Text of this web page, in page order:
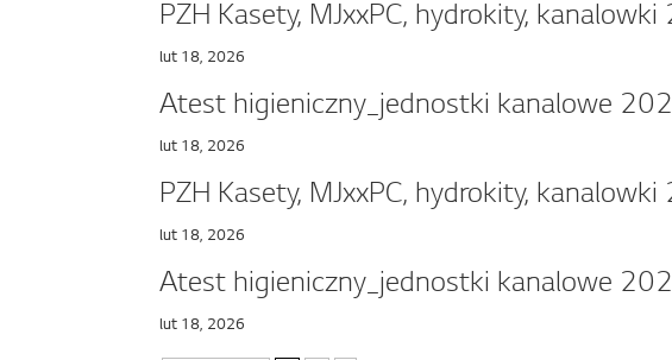
PZH Kasety, MJxxPC, hydrokity,
lut 18, 2026
Atest higieniczny_jednostki kanalowe
lut 18, 2026
PZH Kasety, MJxxPC, hydrokity,
lut 18, 2026
Atest higieniczny_jednostki kanalowe
lut 18, 2026